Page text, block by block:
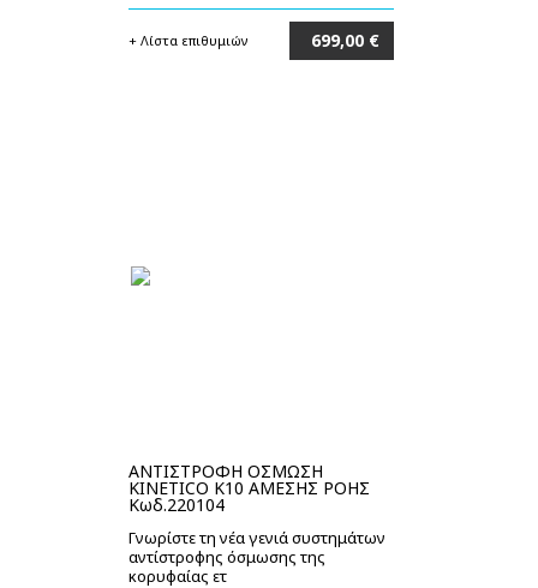
+ Λίστα επιθυμιών 699,00 €
ΑΝΤΙΣΤΡΟΦΗ ΟΣΜΩΣΗ
KINETICO K10 ΑΜΕΣΗΣ ΡΟΗΣ
Κωδ.220104
Γνωρίστε τη νέα γενιά συστημάτων
αντίστροφης όσμωσης της
κορυφαίας ετ